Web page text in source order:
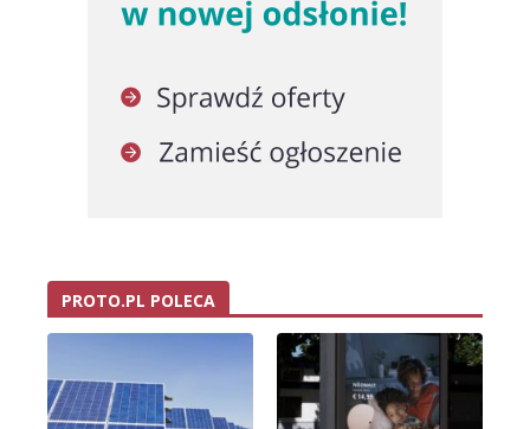
PROTO.PL POLECA